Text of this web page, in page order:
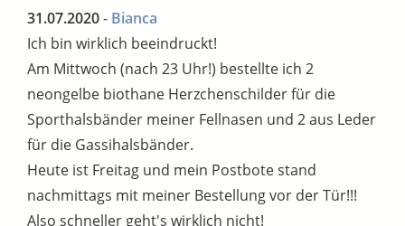
31.07.2020- Bianca
Ich bin wirklich beeindruckt!
Am Mittwoch (nach 23 Uhr!) bestellte ich 2
neongelbe biothane Herzchenschilder für die
Sporthalsbänder meiner Fellnasen und 2 aus Leder
für die Gassihalsbänder.
Heute ist Freitag und mein Postbote stand
nachmittags mit meiner Bestellung vor der Tür!!!
Also schneller geht's wirklich nicht!